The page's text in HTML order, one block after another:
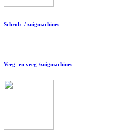
Schrob- / zuigmachines
Veeg- en veeg-/zuigmachines